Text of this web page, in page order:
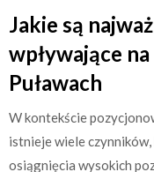
Jakie są
wpływające
Puławach
W kontekście
istnieje wiele
osiągnięcia wysokich